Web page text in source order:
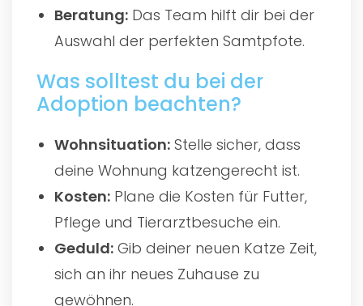
Beratung: Das Team hilft dir bei der
Auswahl der perfekten Samtpfote.
Was solltest du bei der
Adoption beachten?
Wohnsituation: Stelle sicher, dass
deine Wohnung katzengerecht ist.
Kosten: Plane die Kosten für Futter,
Pflege und Tierarztbesuche ein.
Geduld: Gib deiner neuen Katze Zeit,
sich an ihr neues Zuhause zu
gewöhnen.